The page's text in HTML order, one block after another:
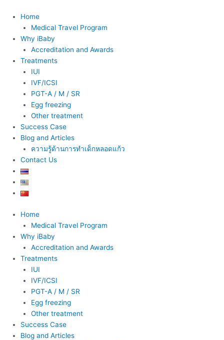
content
Home
Medical Travel Program
Why iBaby
Accreditation and Awards
Treatments
IUI
IVF/ICSI
PGT-A / M / SR
Egg freezing
Other treatment
Success Case
Blog and Articles
ความรู้ด้านการทำเด็กหลอดแก้ว
Contact Us
Home
Medical Travel Program
Why iBaby
Accreditation and Awards
Treatments
IUI
IVF/ICSI
PGT-A / M / SR
Egg freezing
Other treatment
Success Case
Blog and Articles